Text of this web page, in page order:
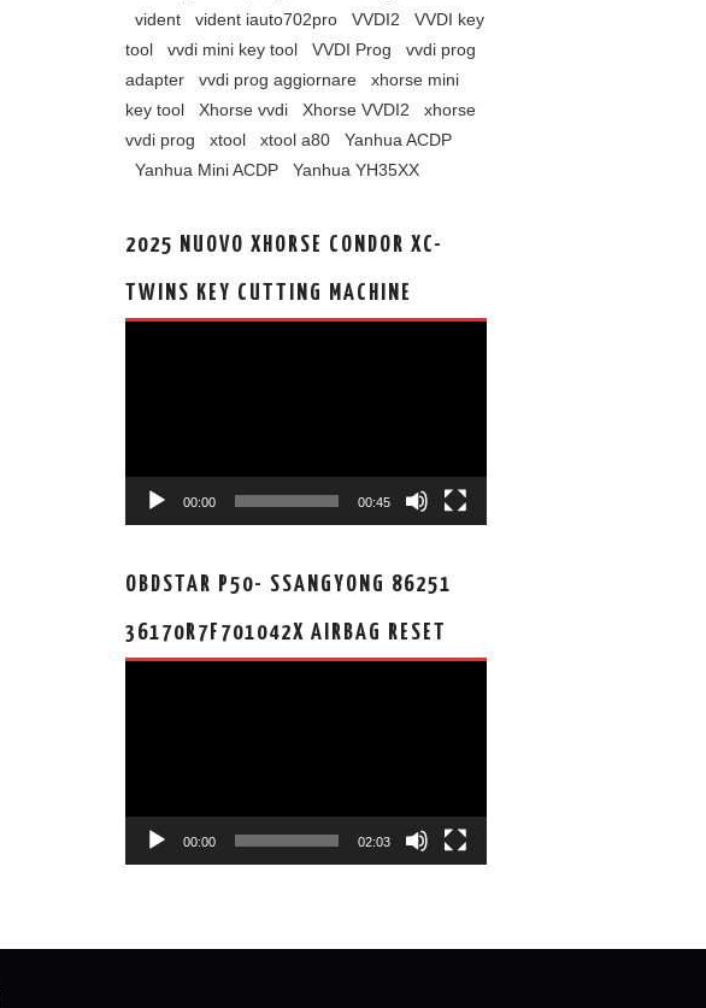
vident
vident iauto702pro VVDI2
VVDI key
tool
vvdi mini key tool VVDI Prog
vvdi prog
adapter
vvdi prog aggiornare
xhorse mini
key tool
Xhorse vvdi Xhorse VVDI2
xhorse
vvdi prog
xtool xtool a80
Yanhua ACDP
Yanhua Mini ACDP
Yanhua YH35XX
2025 NUOVO XHORSE CONDOR XC-
TWINS KEY CUTTING MACHINE
00:00 00:45
OBDSTAR P50- SSANGYONG 86251
36170R7F701042X AIRBAG RESET
00:00 02:03